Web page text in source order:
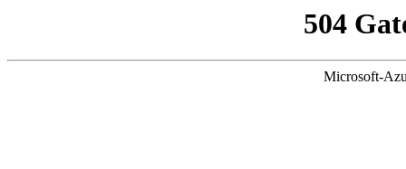
504
Microsoft-